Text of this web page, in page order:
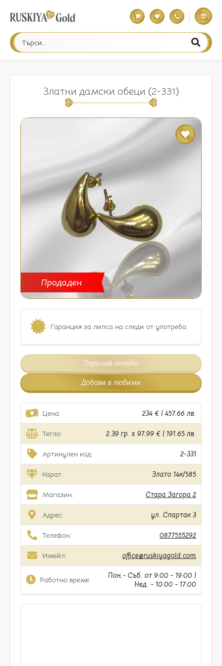
Златни дамски обеци (2-331)
Продаден
Гаранция за липса на следи от употреба
Поръчай онлайн
Добави в любими
Цена: 234 € | 457.66 лв.
Тегло: 2.39 гр. x 97.99 € | 191.65 лв.
Артикулен код: 2-331
Карат: Злато 14к/585
Магазин: Стара Загора 2
Адрес: ул. Спартак 3
Телефон: 0877555292
Имейл: office@ruskiyagold.com
Работно време:
Пон.- Съб. от 9:00 - 19:00 |
Нед. - 10:00 - 17:00